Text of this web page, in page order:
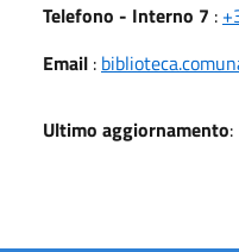
Telefono - Interno 7 :
Email :
Ultimo aggiornamento